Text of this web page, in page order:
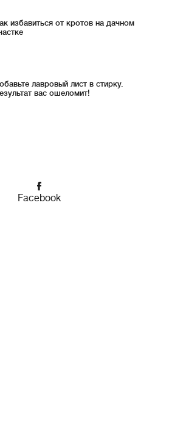
избавиться от кротов на дачном
лавровый лист в стирку.
вас ошеломит!
Facebook